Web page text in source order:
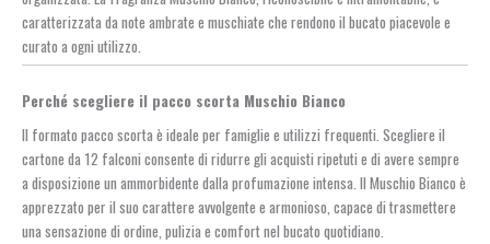
caratterizzata da note ambrate e muschiate che rendono il bucato piacevole e
curato a ogni utilizzo.
Perché scegliere il pacco scorta Muschio Bianco
Il formato pacco scorta è ideale per famiglie e utilizzi frequenti. Scegliere il
cartone da 12 falconi consente di ridurre gli acquisti ripetuti e di avere sempre
a disposizione un ammorbidente dalla profumazione intensa. Il Muschio Bianco è
apprezzato per il suo carattere avvolgente e armonioso, capace di trasmettere
una sensazione di ordine, pulizia e comfort nel bucato quotidiano.